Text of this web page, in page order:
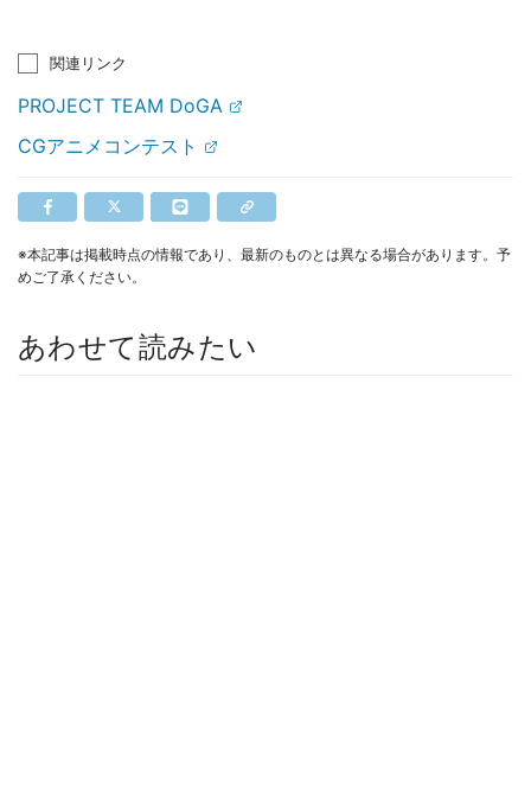
関連リンク
PROJECT TEAM DoGA
CGアニメコンテスト
※本記事は掲載時点の情報であり、最新のものとは異なる場合があります。予
めご了承ください。
あわせて読みたい